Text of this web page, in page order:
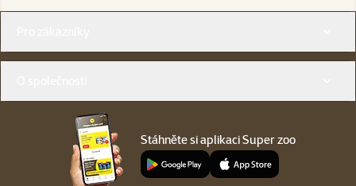
Stáhněte si aplikaci Super zoo